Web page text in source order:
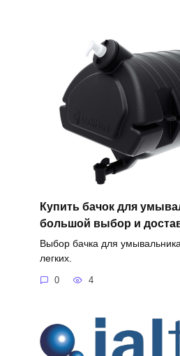
Купить бачок для
большой выбор и
Выбор бачка для
легких.
0 4